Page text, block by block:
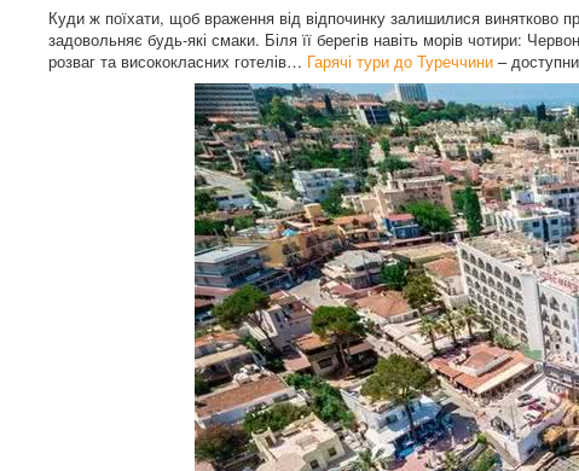
Куди ж поїхати, щоб враження від відпочинку залишилися винятково
задовольняє будь-які смаки. Біля її берегів навіть морів чотири:
розваг та висококласних готелів… Гарячі тури до Туреччини –